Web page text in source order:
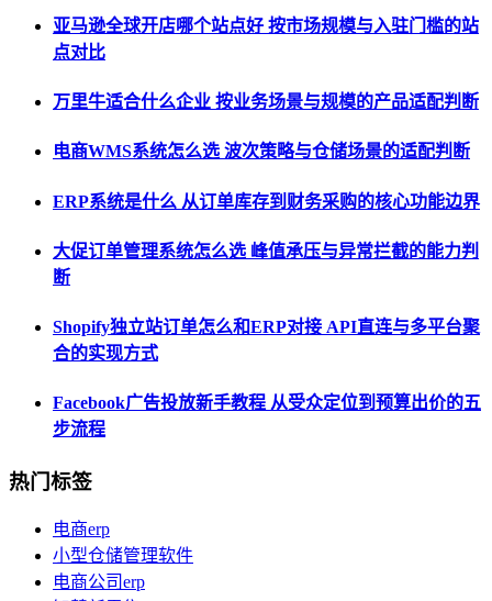
亚马逊全球开店哪个站点好 按市场规模与入驻门槛的站
点对比
万里牛适合什么企业 按业务场景与规模的产品适配判断
电商WMS系统怎么选 波次策略与仓储场景的适配判断
ERP系统是什么 从订单库存到财务采购的核心功能边界
大促订单管理系统怎么选 峰值承压与异常拦截的能力判
断
Shopify独立站订单怎么和ERP对接 API直连与多平台聚
合的实现方式
Facebook广告投放新手教程 从受众定位到预算出价的五
步流程
热门标签
电商erp
小型仓储管理软件
电商公司erp